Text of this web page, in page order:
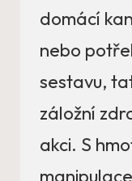
domácí
nebo
sestavu,
záložní
akci. S